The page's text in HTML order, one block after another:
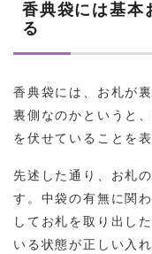
香典袋には基本
る
香典袋には、お札が
裏側なのかというと
を伏せていることを
先述した通り、お札
す。中袋の有無に関
してお札を取り出し
いる状態が正しい入